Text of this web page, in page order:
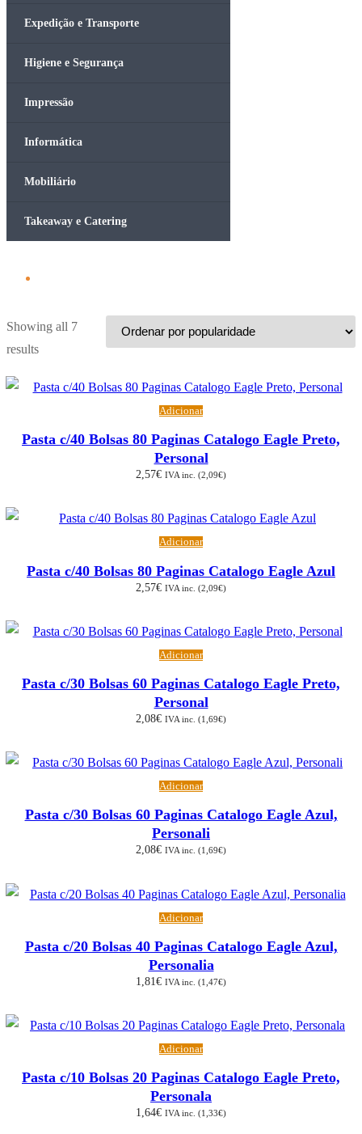
Expedição e Transporte
Higiene e Segurança
Impressão
Informática
Mobiliário
Takeaway e Catering
Showing all 7
results
Ordenado
popularidade
Adicionar
Pasta c/40 Bolsas 80 Paginas Catalogo Eagle Preto,
Personal
2,57€ IVA inc. (2,09€)
Adicionar
Pasta c/40 Bolsas 80 Paginas Catalogo Eagle Azul
2,57€ IVA inc. (2,09€)
Adicionar
Pasta c/30 Bolsas 60 Paginas Catalogo Eagle Preto,
Personal
2,08€ IVA inc. (1,69€)
Adicionar
Pasta c/30 Bolsas 60 Paginas Catalogo Eagle Azul,
Personali
2,08€ IVA inc. (1,69€)
Adicionar
Pasta c/20 Bolsas 40 Paginas Catalogo Eagle Azul,
Personalia
1,81€ IVA inc. (1,47€)
Adicionar
Pasta c/10 Bolsas 20 Paginas Catalogo Eagle Preto,
Personala
1,64€ IVA inc. (1,33€)